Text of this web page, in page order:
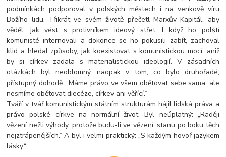
podmínkách podporoval v polských městech i na venkově víru
Božího lidu. Třikrát ve svém životě přečetl Marxův Kapitál, aby
věděl, jak vést s protivníkem ideový střet. I když ho polští
komunisté internovali a dokonce se ho pokusili zabít, zachoval
klid a hledal způsoby, jak koexistovat s komunistickou mocí, aniž
by si církev zadala s materialistickou ideologií. V zásadních
otázkách byl neoblomný, naopak v tom, co bylo druhořadé,
přístupný dohodě: „Máme právo ve všem obětovat sebe sama, ale
nesmíme obětovat diecéze, církev ani věřící.“
Tváří v tvář komunistickým státním strukturám hájil lidská práva a
právo polské církve na normální život. Byl neúplatný: „Raději
vězení nežli výhody, protože budu-li ve vězení, stanu po boku těch
nejztrápenějších.“ A byl i velmi praktický: „S každým hovoř jazykem
lásky.“